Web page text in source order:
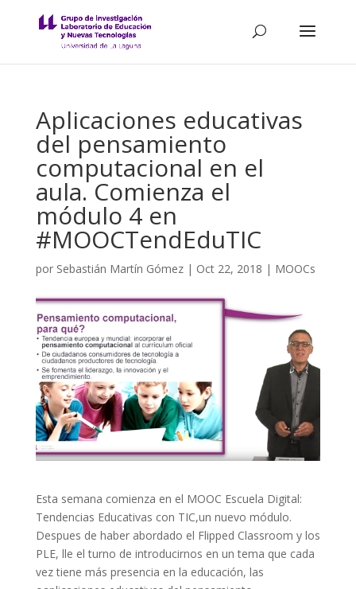
Aplicaciones educativas
del pensamiento
computacional en el
aula. Comienza el
módulo 4 en
#MOOCTendEduTIC
por Sebastián Martín Gómez| Oct 22, 2018 | MOOCs
Esta semana comienza en el MOOC Escuela Digital:
Tendencias Educativas con TIC,un nuevo módulo.
Despues de haber abordado el Flipped Classroom y los
PLE, lle el turno de introducirnos en un tema que cada
vez tiene más presencia en la educación, las